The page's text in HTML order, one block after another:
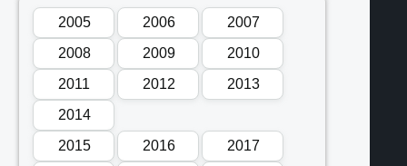
2005 2006
2007
2008
2009
2010
2011
2012
2013
2014
2015
2016
2017